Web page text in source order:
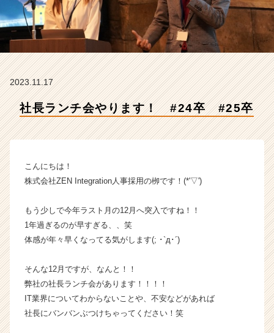
n
t
g
r
o
n
ラ
ン】
|
ベ
ャ
ー・
成
長
2023.11.17
社長ランチ会やります！ #24卒 #25卒
こんにちは！
株式会社ZEN Integration人事採用の栁です！(*'▽')
もう少しで今年ラスト月の12月へ突入ですね！！
1年過ぎるのが早すぎる、、笑
体感が年々早くなってる気がします(; ･`д･´)
そんな12月ですが、なんと！！
弊社の社長ランチ会があります！！！！
IT業界についてわからないことや、不安などがあれば
社長にバンバンぶつけちゃってください！笑